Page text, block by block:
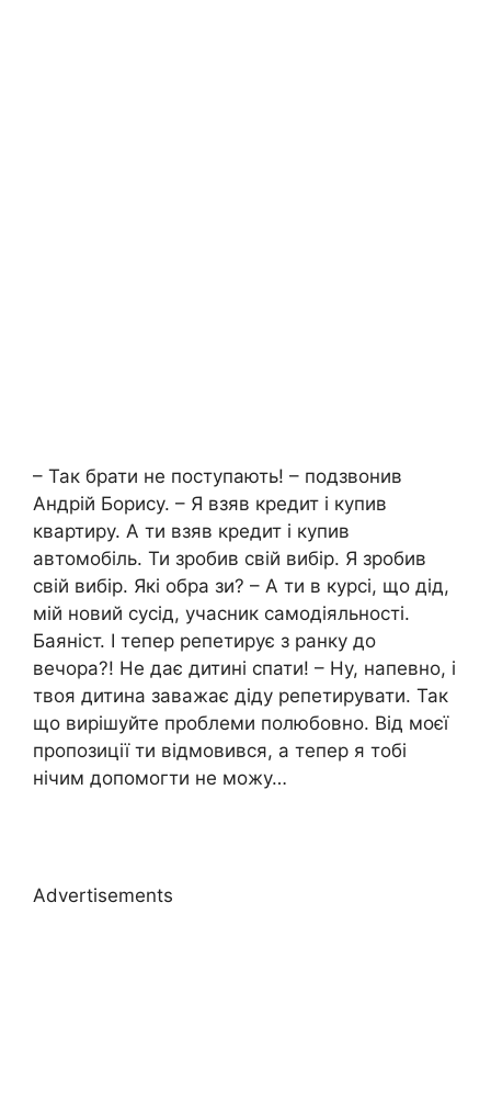
– Так брати не поступають! – подзвонив
Андрій Борису. – Я взяв кредит і купив
квартиру. А ти взяв кредит і купив
автомобіль. Ти зробив свій вибір. Я зробив
свій вибір. Які обра зи? – А ти в курсі, що дід,
мій новий сусід, учасник самодіяльності.
Баяніст. І тепер репетирує з ранку до
вечора?! Не дає дитині спати! – Ну, напевно, і
твоя дитина заважає діду репетирувати. Так
що вирішуйте проблеми полюбовно. Від моєї
пропозиції ти відмовився, а тепер я тобі
нічим допомогти не можу…
Advertisements